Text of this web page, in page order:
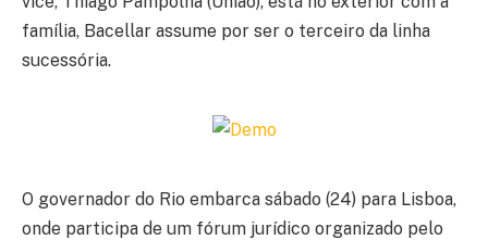
família, Bacellar assume por ser o terceiro da linha
sucessória.
O governador do Rio embarca sábado (24) para Lisboa,
onde participa de um fórum jurídico organizado pelo